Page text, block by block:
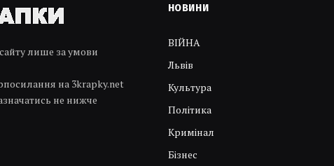
лише за умови
на 3krapky.net
не нижче
НОВИНИ
ВІЙНА
Львів
Культура
Політика
Кримінал
Бізнес